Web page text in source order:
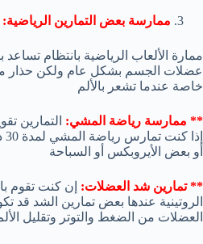
ممارسة بعض التمارين الرياضية:
ممارة الألعاب الرياضية بانتظام
عضلات الجسم بشكل عام ولكن حذار
خاصة عندما تشعر بالألم
** ممارسة رياضة المشي: التمارين
أو بعض الأيروبكس أو السباحة
** تمارين شد العضلات: إن كنت تقوم
الروتينية عندها بعض تمارين الشد قد
العضلات من الضغط والتوتر وتقليل